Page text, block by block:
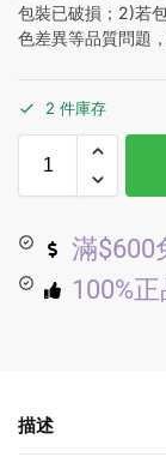
包裝已破損；2)若
色差異等品質問題
2 件庫存
滿$600
100%
描述